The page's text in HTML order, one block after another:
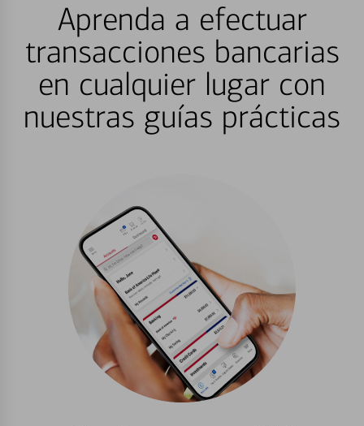
Aprenda a efectuar
transacciones bancarias
en cualquier lugar con
nuestras guías prácticas